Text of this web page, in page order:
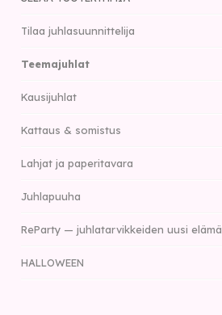
Tilaa juhlasuunnittelija
Teemajuhlat
Kausijuhlat
Kattaus & somistus
Lahjat ja paperitavara
Juhlapuuha
ReParty — juhlatarvikkeiden uusi elämä
HALLOWEEN